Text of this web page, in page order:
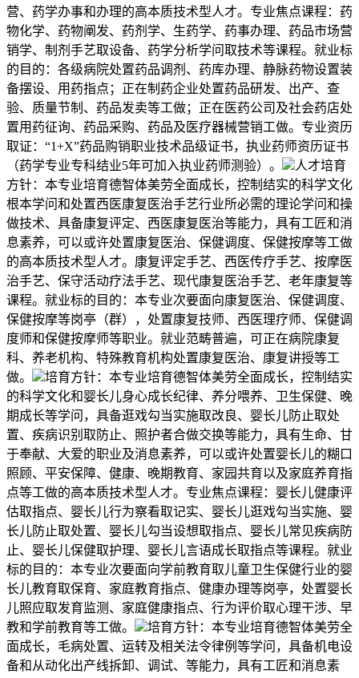
营、药学办事和办理的高本质技术型人才。专业焦点课程：药
物化学、药物阐发、药剂学、生药学、药事办理、药品市场营
销学、制剂手艺取设备、药学分析学问取技术等课程。就业标
的目的：各级病院处置药品调剂、药库办理、静脉药物设置装
备摆设、用药指点；正在制药企业处置药品研发、出产、查
验、质量节制、药品发卖等工做；正在医药公司及社会药店处
置用药征询、药品采购、药品及医疗器械营销工做。专业资历
取证：“1+X”药品购销职业技术品级证书，执业药师资历证书
（药学专业专科结业5年可加入执业药师测验）。
人才培育
方针：本专业培育德智体美劳全面成长，控制结实的科学文化
根本学问和处置西医康复医治手艺行业所必需的理论学问和操
做技术、具备康复评定、西医康复医治等能力，具有工匠和消
息素养，可以或许处置康复医治、保健调度、保健按摩等工做
的高本质技术型人才。康复评定手艺、西医传疗手艺、按摩医
治手艺、保守活动疗法手艺、现代康复医治手艺、老年康复等
课程。就业标的目的：本专业次要面向康复医治、保健调度、
保健按摩等岗亭（群），处置康复技师、西医理疗师、保健调
度师和保健按摩师等职业。就业范畴普遍，可正在病院康复
科、养老机构、特殊教育机构处置康复医治、康复讲授等工
做。
培育方针：本专业培育德智体美劳全面成长，控制结实
的科学文化和婴长儿身心成长纪律、养分喂养、卫生保健、晚
期成长等学问，具备逛戏勾当实施取改良、婴长儿防止取处
置、疾病识别取防止、照护者合做交换等能力，具有生命、甘
于奉献、大爱的职业及消息素养，可以或许处置婴长儿的糊口
照顾、平安保障、健康、晚期教育、家园共育以及家庭养育指
点等工做的高本质技术型人才。专业焦点课程：婴长儿健康评
估取指点、婴长儿行为察看取记实、婴长儿逛戏勾当实施、婴
长儿防止取处置、婴长儿勾当设想取指点、婴长儿常见疾病防
止、婴长儿保健取护理、婴长儿言语成长取指点等课程。就业
标的目的：本专业次要面向学前教育取儿童卫生保健行业的婴
长儿教育取保育、家庭教育指点、健康办理等岗亭，处置婴长
儿照应取发育监测、家庭健康指点、行为评价取心理干涉、早
教和学前教育等工做。
培育方针：本专业培育德智体美劳全
面成长，毛病处置、运转及相关法令律例等学问，具备机电设
备和从动化出产线拆卸、调试、等能力，具有工匠和消息素